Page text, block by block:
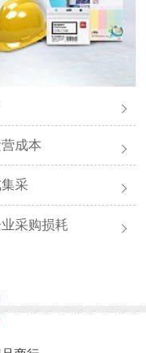
成本
采
采购损耗